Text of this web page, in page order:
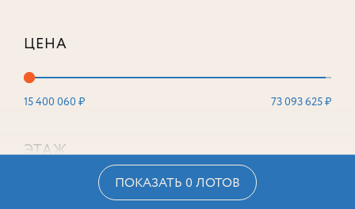
ЦЕНА
15 400 060 ₽ 73 093 625 ₽
ЭТАЖ
ПОКАЗАТЬ 0 ЛОТОВ